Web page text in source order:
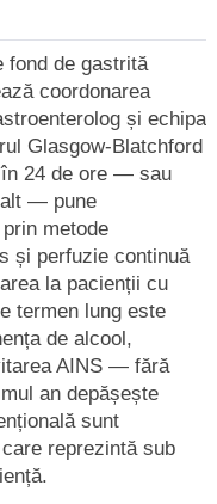
fond de gastrită
coordonarea
și echipa
Glasgow-Blatchford
în 24 de ore — sau
— pune
metode
și perfuzie continuă
la pacienții cu
termen lung este
de alcool,
AINS — fără
an depășește
sunt
reprezintă sub